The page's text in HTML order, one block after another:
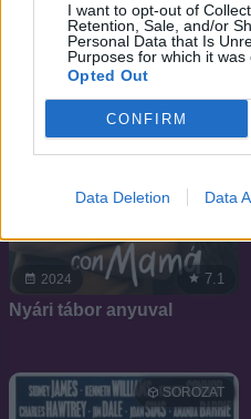
I want to opt-out of
Retention, Sale, and/or
Personal Data that Is
Purposes for which it was
Opted Out
CONFIRM
Data Deletion Data
2024 7.1
Nyári tábor anyuval
SOROZAT